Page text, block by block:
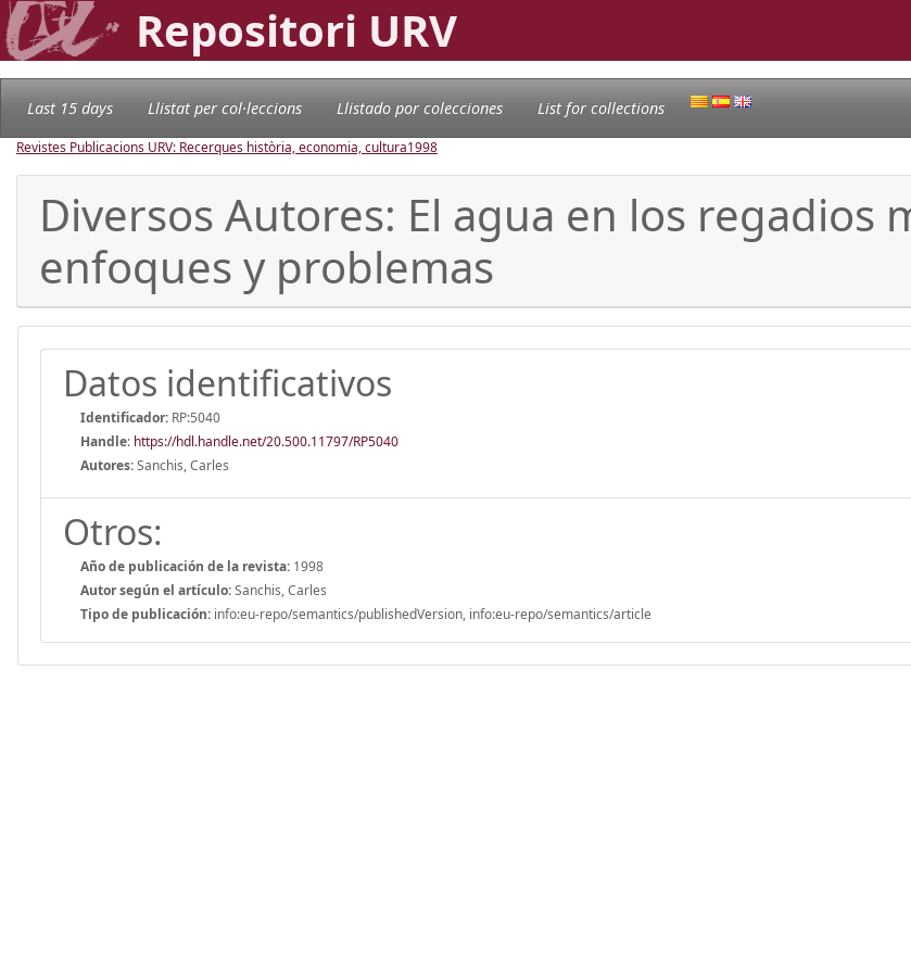
Repositori URV
Last 15 days Llistat per col·leccions Llistado por colecciones List for collections
Revistes Publicacions URV: Recerques història, economia, cultura1998
Diversos Autores: El agua en los regadios
enfoques y problemas
Datos identificativos
Identificador: RP:5040
Handle: https://hdl.handle.net/20.500.11797/RP5040
Autores:Sanchis, Carles
Otros:
Año de publicación de la revista: 1998
Autor según el artículo:Sanchis, Carles
Tipo de publicación: info:eu-repo/semantics/publishedVersion, info:eu-repo/semantics/article